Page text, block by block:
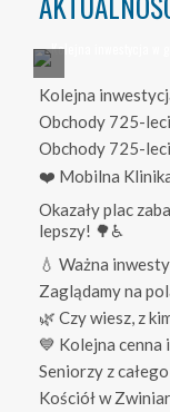
Kolejna
Obchody 725-
Obchody 725-
❤️ Mobilna
Okazały plac
lepszy! 🌳♿
💧 Ważna
Zaglądamy na
🌿 Czy wiesz, z
💙 Kolejna cenna
Seniorzy z
Kościół w